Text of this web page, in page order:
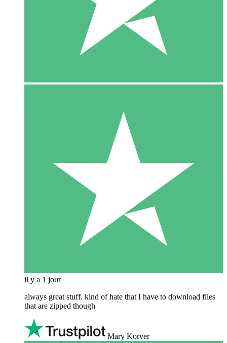
il y a 1 jour
always great stuff. kind of hate that I have to download files
that are zipped though
Mary Korver